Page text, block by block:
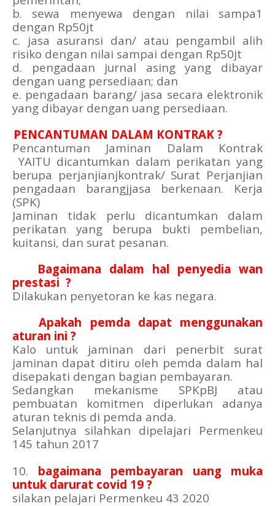
b. sewa menyewa dengan nilai sampa1
dengan Rp50jt
c. jasa asuransi dan/ atau pengambil alih
risiko dengan nilai sampai dengan Rp50jt
d. pengadaan jurnal asing yang dibayar
dengan uang persediaan; dan
e. pengadaan barang/ jasa secara elektronik
yang dibayar dengan uang persediaan.
PENCANTUMAN DALAM KONTRAK ?
Pencantuman Jaminan Dalam Kontrak
YAITU dicantumkan dalam perikatan yang
berupa perjanjianjkontrak/ Surat Perjanjian
pengadaan barangjjasa berkenaan. Kerja
(SPK)
Jaminan tidak perlu dicantumkan dalam
perikatan yang berupa bukti pembelian,
kuitansi, dan surat pesanan.
Bagaimana dalam hal penyedia wan
prestasi ?
Dilakukan penyetoran ke kas negara.
Apakah pemda dapat menggunakan
aturan ini ?
Kalo untuk jaminan dari penerbit surat
jaminan dapat ditiru oleh pemda dalam hal
disepakati dengan bagian pembayaran.
Sedangkan mekanisme SPKpBJ atau
pembuatan komitmen diperlukan adanya
aturan teknis di pemda anda.
Selanjutnya silahkan dipelajari Permenkeu
145 tahun 2017
10. bagaimana pembayaran uang muka
untuk darurat covid 19 ?
silakan pelajari Permenkeu 43 2020